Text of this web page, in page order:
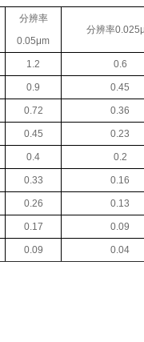
分辨率
0.05μm
分辨率
1.2 0.6
0.9 0.45
0.72 0.36
0.45 0.23
0.4 0.2
0.33 0.16
0.26 0.13
0.17 0.09
0.09 0.04